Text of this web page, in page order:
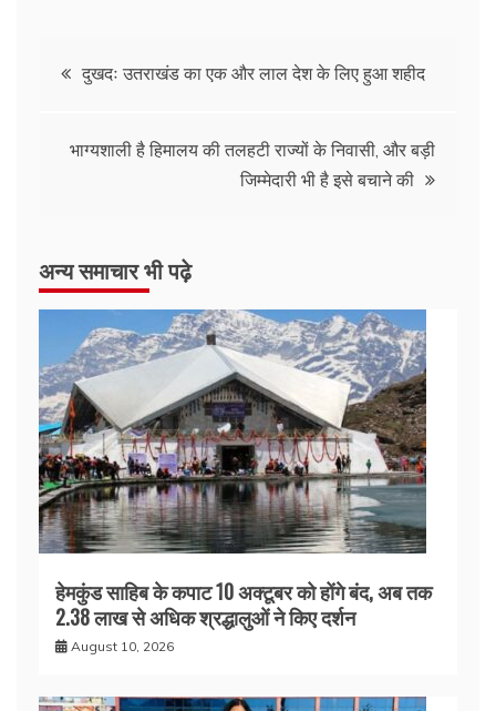
दुखदः उतराखंड का एक और लाल देश के लिए हुआ शहीद
भाग्यशाली है हिमालय की तलहटी राज्यों के निवासी, और बड़ी
जिम्मेदारी भी है इसे बचाने की
अन्य समाचार भी पढ़े
हेमकुंड साहिब के कपाट 10 अक्टूबर को होंगे बंद, अब तक
2.38 लाख से अधिक श्रद्धालुओं ने किए दर्शन
August 10, 2026